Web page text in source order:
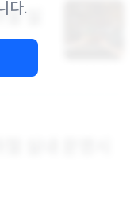
다.